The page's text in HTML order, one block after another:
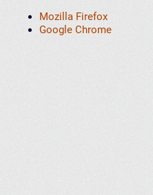
Mozilla Firefox
Google Chrome